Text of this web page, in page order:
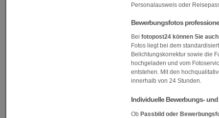
Personalausweis oder
Bewerbungsfotos
Bei fotopost24 können Sie
Fotos liegt bei dem
Belichtungskorrektur sowie die
hochgeladen und vom
entstehen. Mit den
innerhalb von 24 Stunden.
Individuelle Bewerbungs-
Ob Passbild oder